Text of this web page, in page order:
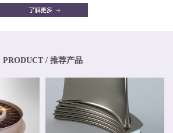
，异形件，模具，工艺品等。华阳新材料拥有一支
，其骨干均为博士、硕士，其中博士生比例超过
材料具有高素质人才的研发中心，，拥有一流的跨
力学性能、化学性能及疲劳损伤进行检测，能分析
金属间化合物的分布、分析晶体和晶界组织。 华阳
3D打印设备多台。公司具有ISO9001质量体系认
系。公司战略华阳的价值理念是 创造价值，创新报
、快速响应。我们根据客户需求开发新产品和系统
PRODUCT / 推荐产品